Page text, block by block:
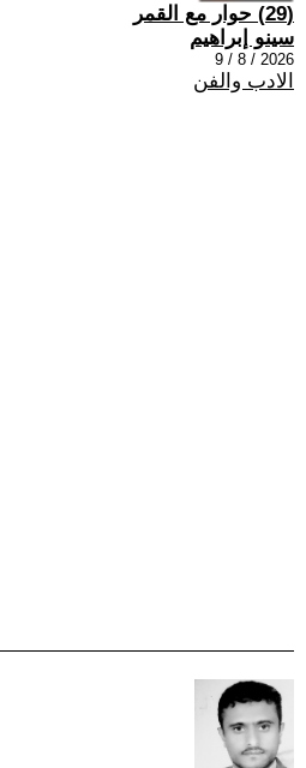
(29) حوار مع القمر
سينو إبراهيم
2026 / 8 / 9
الادب والفن